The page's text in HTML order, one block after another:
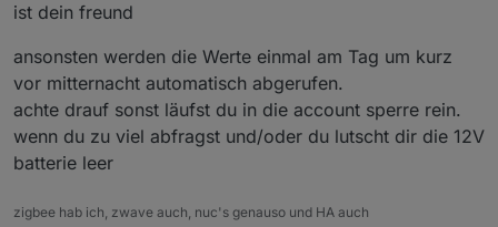
ist dein freund
ansonsten werden die Werte einmal am Tag um kurz
vor mitternacht automatisch abgerufen.
achte drauf sonst läufst du in die account sperre rein.
wenn du zu viel abfragst und/oder du lutscht dir die 12V
batterie leer
zigbee hab ich, zwave auch, nuc's genauso und HA auch